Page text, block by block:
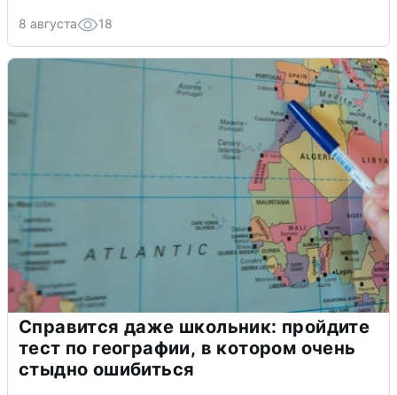
8 августа 18
Справится даже школьник: пройдите
тест по географии, в котором очень
стыдно ошибиться